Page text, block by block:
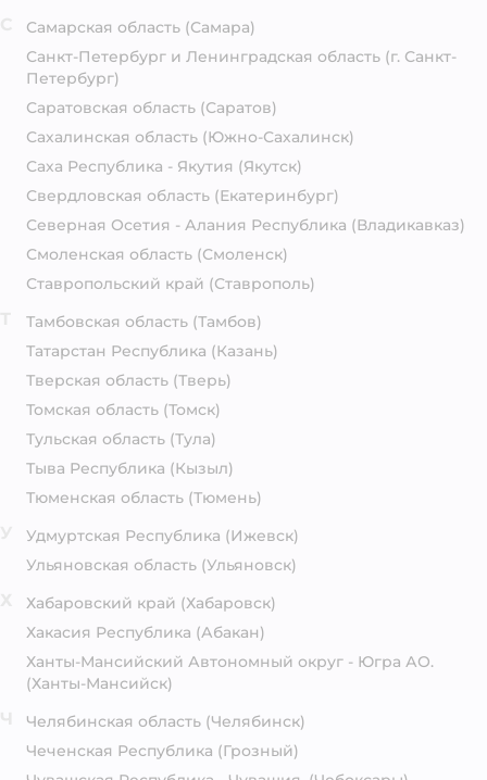
Самарская область (Самара)
Санкт-Петербург и Ленинградская область (г. Санкт-
Петербург)
Саратовская область (Саратов)
Сахалинская область (Южно-Сахалинск)
Саха Республика - Якутия (Якутск)
Свердловская область (Екатеринбург)
Северная Осетия - Алания Республика (Владикавказ)
Смоленская область (Смоленск)
Ставропольский край (Ставрополь)
Тамбовская область (Тамбов)
Татарстан Республика (Казань)
Тверская область (Тверь)
Томская область (Томск)
Тульская область (Тула)
Тыва Республика (Кызыл)
Тюменская область (Тюмень)
Удмуртская Республика (Ижевск)
Ульяновская область (Ульяновск)
Хабаровский край (Хабаровск)
Хакасия Республика (Абакан)
Ханты-Мансийский Автономный округ - Югра АО.
(Ханты-Мансийск)
Челябинская область (Челябинск)
Чеченская Республика (Грозный)